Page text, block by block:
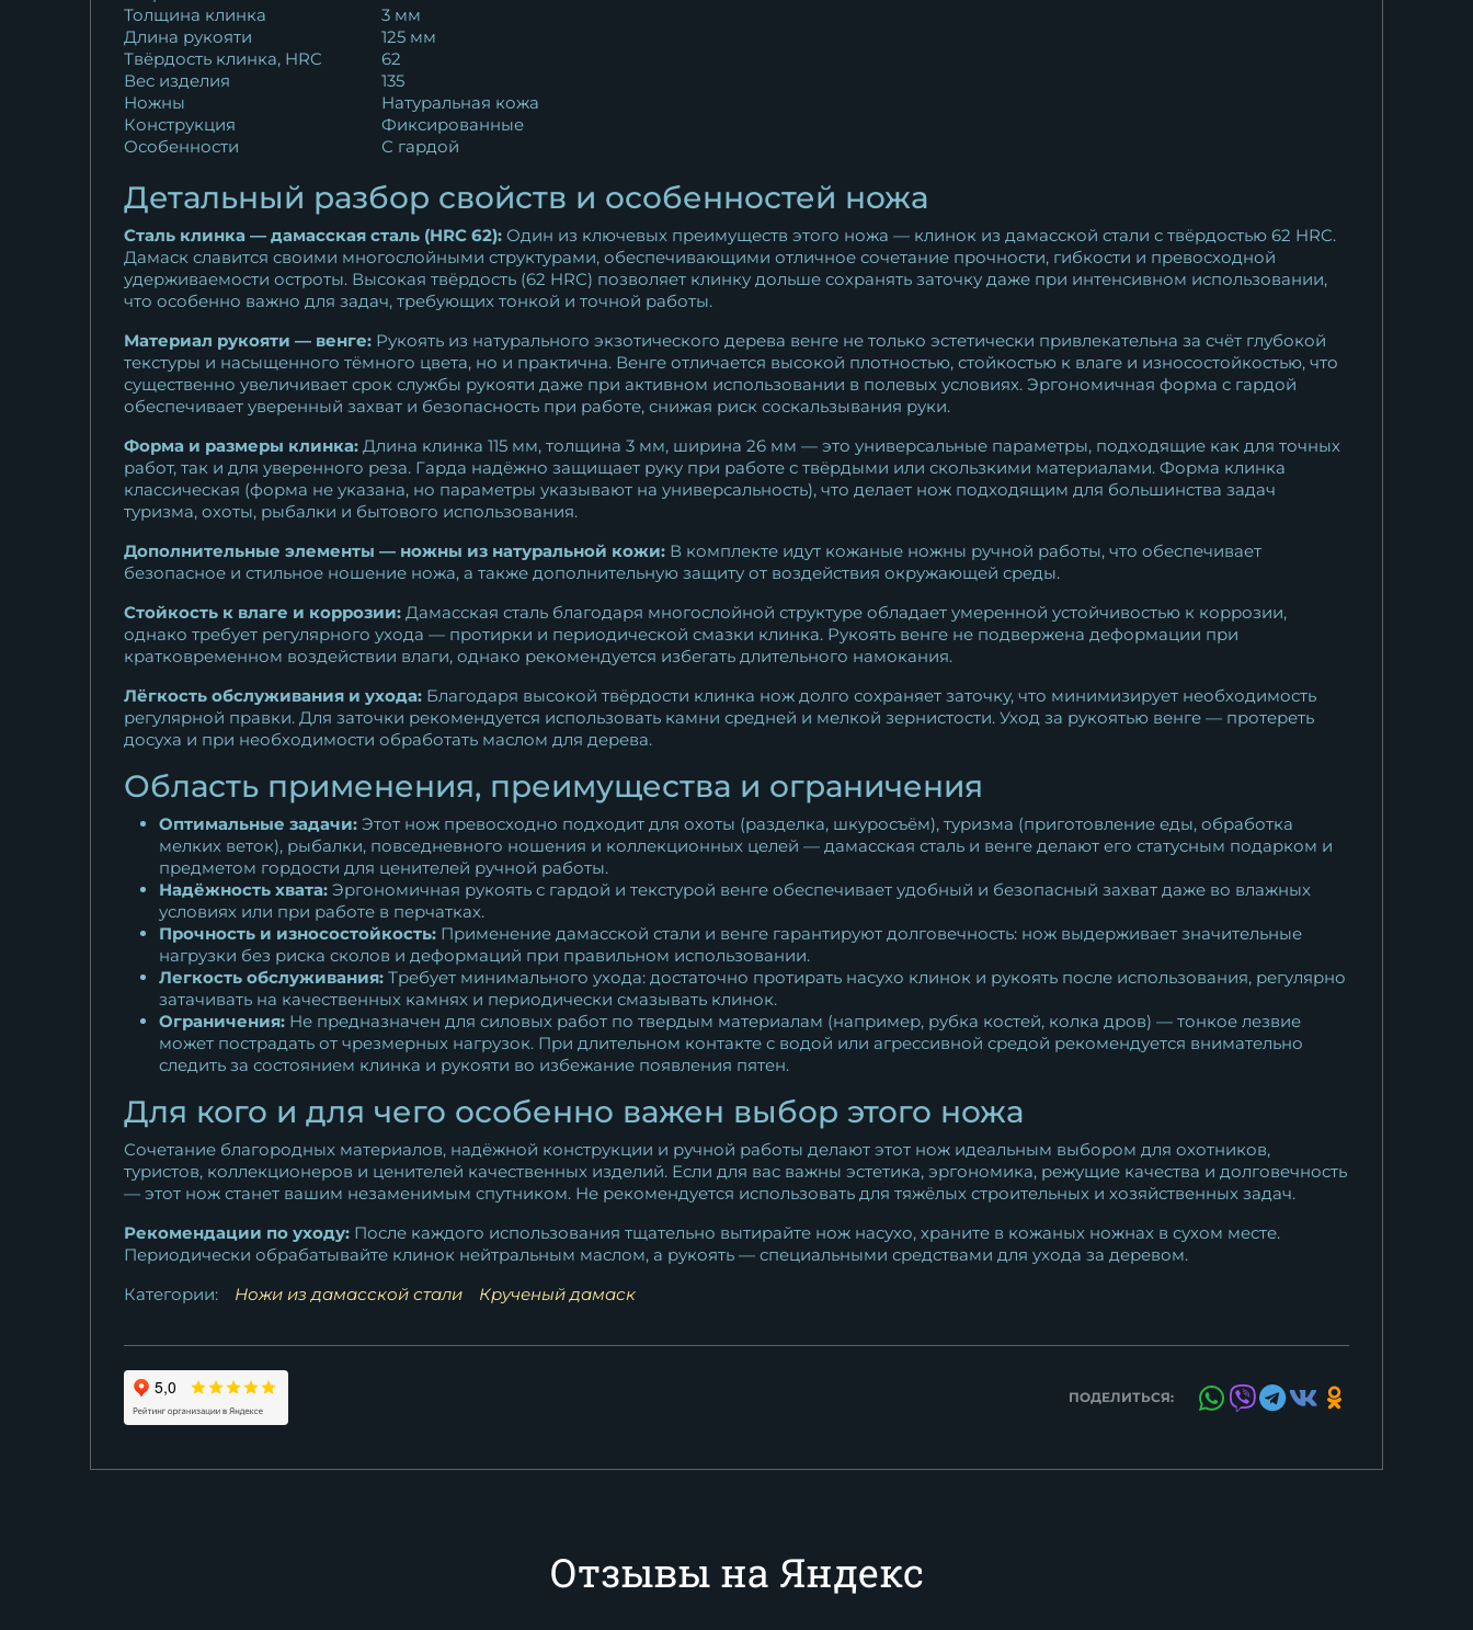
Толщина клинка
3 мм
Длина рукояти
125 мм
Твёрдость клинка, HRC
62
Вес изделия
135
Ножны
Натуральная кожа
Конструкция
Фиксированные
Особенности
С гардой
Детальный разбор свойств и особенностей ножа
Сталь клинка — дамасская сталь (HRC 62): Один из ключевых преимуществ этого ножа — клинок из дамасской стали с твёрдостью 62 HRC.
Дамаск славится своими многослойными структурами, обеспечивающими отличное сочетание прочности, гибкости и превосходной
удерживаемости остроты. Высокая твёрдость (62 HRC) позволяет клинку дольше сохранять заточку даже при интенсивном использовании,
что особенно важно для задач, требующих тонкой и точной работы.
Материал рукояти — венге: Рукоять из натурального экзотического дерева венге не только эстетически привлекательна за счёт глубокой
текстуры и насыщенного тёмного цвета, но и практична. Венге отличается высокой плотностью, стойкостью к влаге и износостойкостью, что
существенно увеличивает срок службы рукояти даже при активном использовании в полевых условиях. Эргономичная форма с гардой
обеспечивает уверенный захват и безопасность при работе, снижая риск соскальзывания руки.
Форма и размеры клинка: Длина клинка 115 мм, толщина 3 мм, ширина 26 мм — это универсальные параметры, подходящие как для точных
работ, так и для уверенного реза. Гарда надёжно защищает руку при работе с твёрдыми или скользкими материалами. Форма клинка
классическая (форма не указана, но параметры указывают на универсальность), что делает нож подходящим для большинства задач
туризма, охоты, рыбалки и бытового использования.
Дополнительные элементы — ножны из натуральной кожи: В комплекте идут кожаные ножны ручной работы, что обеспечивает
безопасное и стильное ношение ножа, а также дополнительную защиту от воздействия окружающей среды.
Стойкость к влаге и коррозии: Дамасская сталь благодаря многослойной структуре обладает умеренной устойчивостью к коррозии,
однако требует регулярного ухода — протирки и периодической смазки клинка. Рукоять венге не подвержена деформации при
кратковременном воздействии влаги, однако рекомендуется избегать длительного намокания.
Лёгкость обслуживания и ухода: Благодаря высокой твёрдости клинка нож долго сохраняет заточку, что минимизирует необходимость
регулярной правки. Для заточки рекомендуется использовать камни средней и мелкой зернистости. Уход за рукоятью венге — протереть
досуха и при необходимости обработать маслом для дерева.
Область применения, преимущества и ограничения
Оптимальные задачи: Этот нож превосходно подходит для охоты (разделка, шкуросъём), туризма (приготовление еды, обработка
мелких веток), рыбалки, повседневного ношения и коллекционных целей — дамасская сталь и венге делают его статусным подарком и
предметом гордости для ценителей ручной работы.
Надёжность хвата: Эргономичная рукоять с гардой и текстурой венге обеспечивает удобный и безопасный захват даже во влажных
условиях или при работе в перчатках.
Прочность и износостойкость: Применение дамасской стали и венге гарантируют долговечность: нож выдерживает значительные
нагрузки без риска сколов и деформаций при правильном использовании.
Легкость обслуживания: Требует минимального ухода: достаточно протирать насухо клинок и рукоять после использования, регулярно
затачивать на качественных камнях и периодически смазывать клинок.
Ограничения: Не предназначен для силовых работ по твердым материалам (например, рубка костей, колка дров) — тонкое лезвие
может пострадать от чрезмерных нагрузок. При длительном контакте с водой или агрессивной средой рекомендуется внимательно
следить за состоянием клинка и рукояти во избежание появления пятен.
Для кого и для чего особенно важен выбор этого ножа
Сочетание благородных материалов, надёжной конструкции и ручной работы делают этот нож идеальным выбором для охотников,
туристов, коллекционеров и ценителей качественных изделий. Если для вас важны эстетика, эргономика, режущие качества и долговечность
— этот нож станет вашим незаменимым спутником. Не рекомендуется использовать для тяжёлых строительных и хозяйственных задач.
Рекомендации по уходу: После каждого использования тщательно вытирайте нож насухо, храните в кожаных ножнах в сухом месте.
Периодически обрабатывайте клинок нейтральным маслом, а рукоять — специальными средствами для ухода за деревом.
Категории:
Ножи из дамасской стали Крученый дамаск
ПОДЕЛИТЬСЯ:
Отзывы на Яндекс